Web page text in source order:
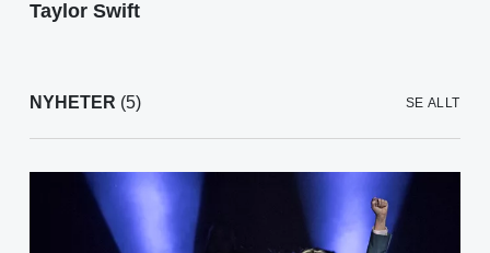
Taylor Swift
NYHETER (5) SE ALLT